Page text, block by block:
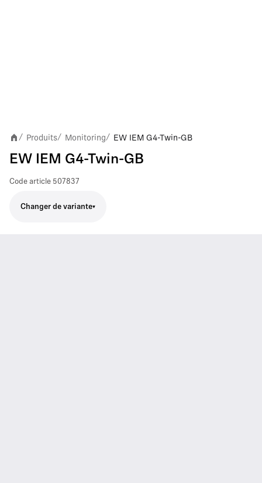
/ Produits/ Monitoring/ EW IEM G4-Twin-GB
EW IEM G4-Twin-GB
Code article 507837
Changer de variante